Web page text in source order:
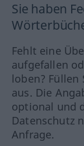
Sie haben
Fehlt eine
aufgefallen
loben? Füllen
aus. Die
optional und
Datenschutz
Anfrage.